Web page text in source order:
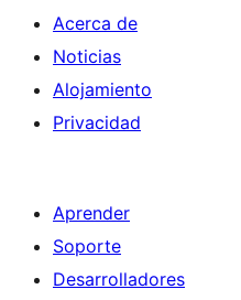
Acerca de
Noticias
Alojamiento
Privacidad
Aprender
Soporte
Desarrolladores